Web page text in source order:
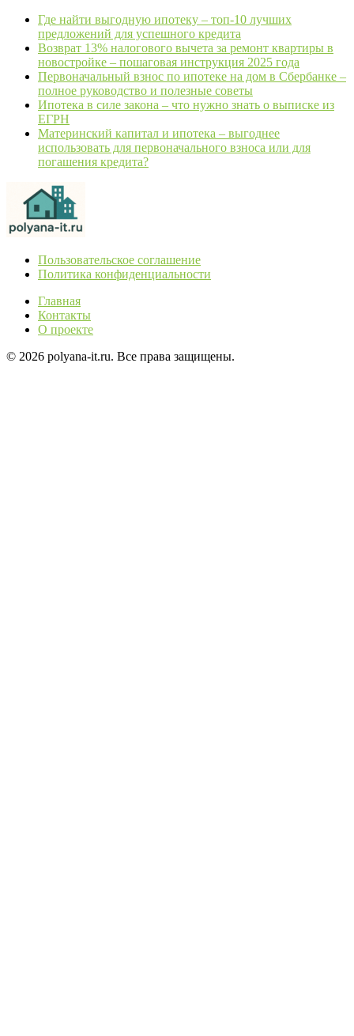
Где найти выгодную ипотеку – топ-10 лучших
предложений для успешного кредита
Возврат 13% налогового вычета за ремонт квартиры в
новостройке – пошаговая инструкция 2025 года
Первоначальный взнос по ипотеке на дом в Сбербанке –
полное руководство и полезные советы
Ипотека в силе закона – что нужно знать о выписке из
ЕГРН
Материнский капитал и ипотека – выгоднее
использовать для первоначального взноса или для
погашения кредита?
Пользовательское соглашение
Политика конфиденциальности
Главная
Контакты
О проекте
© 2026 polyana-it.ru. Все права защищены.